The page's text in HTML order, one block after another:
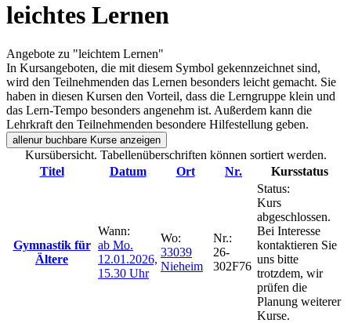
leichtes Lernen
Angebote zu "leichtem Lernen"
In Kursangeboten, die mit diesem Symbol gekennzeichnet sind,
wird den Teilnehmenden das Lernen besonders leicht gemacht. Sie
haben in diesen Kursen den Vorteil, dass die Lerngruppe klein und
das Lern-Tempo besonders angenehm ist. Außerdem kann die
Lehrkraft den Teilnehmenden besondere Hilfestellung geben.
allenur buchbare Kurse anzeigen
Kursübersicht. Tabellenüberschriften können sortiert werden.
Titel
Datum Ort Nr. Kursstatus
Gymnastik für
Ältere
Wann:
ab Mo.
12.01.2026,
15.30 Uhr
Wo:
33039
Nieheim
Nr.:
26-
302F76
Status:
Kurs
abgeschlossen.
Bei Interesse
kontaktieren Sie
uns bitte
trotzdem, wir
prüfen die
Planung weiterer
Kurse.